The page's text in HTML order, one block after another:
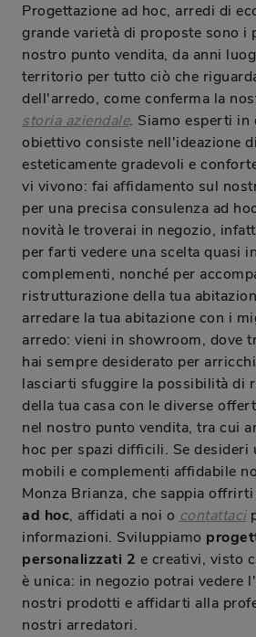
Progettazione ad hoc, arredi di
grande varietà di proposte sono
nostro punto vendita, da anni
territorio per tutto ciò che
dell'arredo, come conferma la
storia aziendale. Siamo esperti in
obiettivo consiste nell'ideazione
esteticamente gradevoli e
vi vivono: fai affidamento sul
per una precisa consulenza ad
novità le troverai in negozio,
per farti vedere una scelta quasi
complementi, nonché per
ristrutturazione della tua
arredare la tua abitazione con i
arredo: vieni in showroom, dove
hai sempre desiderato per
lasciarti sfuggire la possibilità di
della tua casa con le diverse
nel nostro punto vendita, tra cui
hoc per spazi difficili. Se desideri
mobili e complementi affidabile
Monza Brianza, che sappia offrirti
ad hoc, affidati a noi o contattaci
informazioni. Sviluppiamo
personalizzati 2 e creativi, visto
è unica: in negozio potrai vedere
nostri prodotti e affidarti alla
nostri arredatori.